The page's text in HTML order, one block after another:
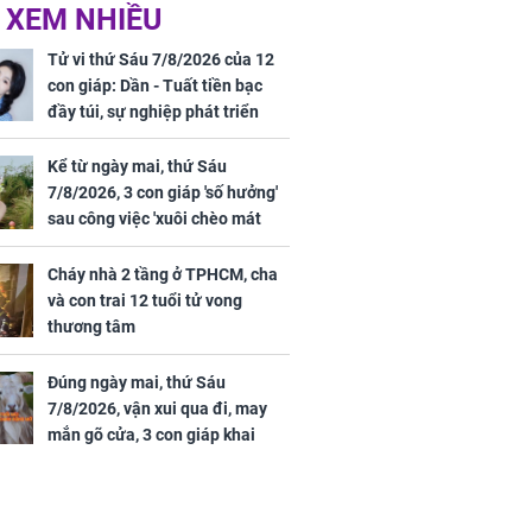
đúng
bình dân
TPHCM, cha và con
trai 12 tuổi tử vong
thương tâm
nam diễn
khi than
NHIỀU
Tử vi thứ Sáu 7/8/2026 của 12
con giáp: Dần - Tuất tiền bạc
đầy túi, sự nghiệp phát triển
hưng thịnh, Mão - Thân tài lộc
ảm đạm, mọi sự khó thành công
mỹ mãn
Kể từ ngày mai, thứ Sáu
7/8/2026, 3 con giáp 'số hưởng'
sau công việc 'xuôi chèo mát
mái', tiền tài 'thu về như nước',
tình duyên viên mãn
Cháy nhà 2 tầng ở TPHCM, cha
và con trai 12 tuổi tử vong
thương tâm
Đúng ngày mai, thứ Sáu
7/8/2026, vận xui qua đi, may
mắn gõ cửa, 3 con giáp khai